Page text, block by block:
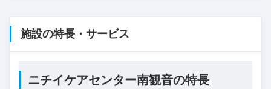
施設の特長・サービス
ニチイケアセンター南観音の特長